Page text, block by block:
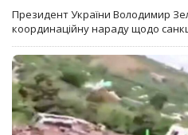
Президент України Володимир
координаційну нараду щодо